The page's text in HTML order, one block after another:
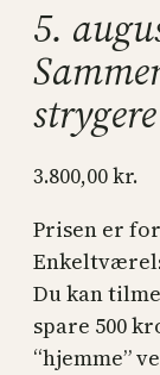
5.
3.800,00kr.
Prisen er
Du kan
spare 500
“hjemme”